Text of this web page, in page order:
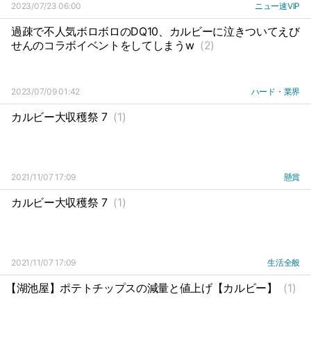
2023/07/23 06:00 ニュー速VIP
過疎で不人気ボロボロのDQ10、カルビーに泣きついてえび
せんのコラボイベントをしてしまうw (2)
2023/07/09 01:42 ハード・業界
カルビー大収穫祭 7 (1)
2021/11/07 17:09 懸賞
カルビー大収穫祭 7 (1)
2021/11/07 17:09 生活全般
【湖池屋】ポテトチップスの減量と値上げ【カルビー】 (1)